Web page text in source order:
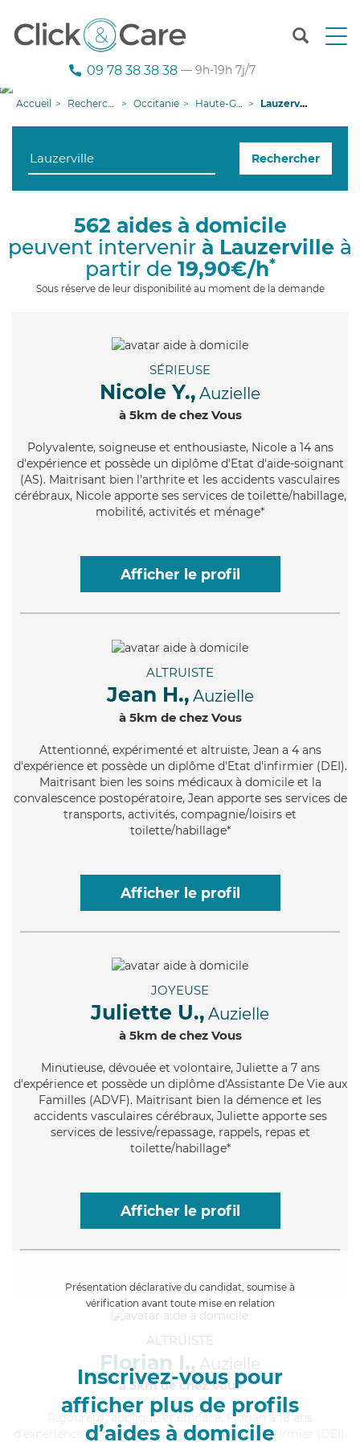
T
n
g
09 78 38 38 38 — 9h-19h 7j/7
Accueil Recherche aide à domicile Occitanie Haute-Garonne Lauzerville
Rechercher
562 aides à domicile
peuvent intervenir à Lauzerville à
partir de 19,90€/h*
Sous réserve de leur disponibilité au moment de la demande
SÉRIEUSE
Nicole Y., Auzielle
à 5km de chez Vous
Polyvalente, soigneuse et enthousiaste, Nicole a 14 ans
d'expérience et possède un diplôme d'Etat d'aide-soignant
(AS). Maitrisant bien l'arthrite et les accidents vasculaires
cérébraux, Nicole apporte ses services de toilette/habillage,
mobilité, activités et ménage*
Afficher le profil
ALTRUISTE
Jean H., Auzielle
à 5km de chez Vous
Attentionné, expérimenté et altruiste, Jean a 4 ans
d'expérience et possède un diplôme d'Etat d'infirmier (DEI).
Maitrisant bien les soins médicaux à domicile et la
convalescence postopératoire, Jean apporte ses services de
transports, activités, compagnie/loisirs et
toilette/habillage*
Afficher le profil
JOYEUSE
Juliette U., Auzielle
à 5km de chez Vous
Minutieuse, dévouée et volontaire, Juliette a 7 ans
d'expérience et possède un diplôme d'Assistante De Vie aux
Familles (ADVF). Maitrisant bien la démence et les
accidents vasculaires cérébraux, Juliette apporte ses
services de lessive/repassage, rappels, repas et
toilette/habillage*
Afficher le profil
Présentation déclarative du candidat, soumise à
vérification avant toute mise en relation
Inscrivez-vous pour
afficher plus de profils
d’aides à domicile
ALTRUISTE
Florian I., Auzielle
à 5km de chez Vous
, appliqué et efficace, Florian a 18 ans
d'expérience et possède un diplôme d'Etat d'infirmier (DEI).